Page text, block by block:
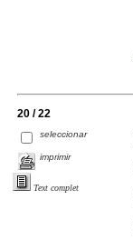
20 / 22
seleccionar
imprimir
Text complet